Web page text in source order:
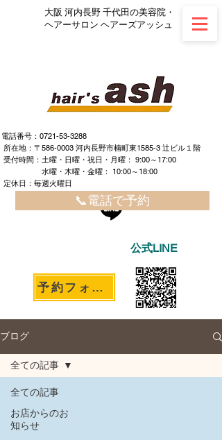
大阪 河内長野 千代田の美容院・
ヘアーサロン ヘアーズアッシュ
電話番号：0721-53-3288
所在地：〒586-0003 河内長野市楠町東1585-3 辻ビル１階
​ ​受付時間：土曜・日曜・祝日・月曜： 9:00～17:00
水曜・木曜・金曜： 10:00～18:00
定休日：毎週火曜日
📞電話で予約
公式LINE
予約フォームへ
ブログ
全ての記事
お店からのお
知らせ
全ての記事